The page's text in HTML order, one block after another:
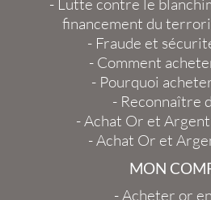
- Lutte contre le
financement du
- Fraude et
- Comment
- Pourquoi
- Reconnaître
-Achat Or et
-Achat Or et
MON
-Acheter or